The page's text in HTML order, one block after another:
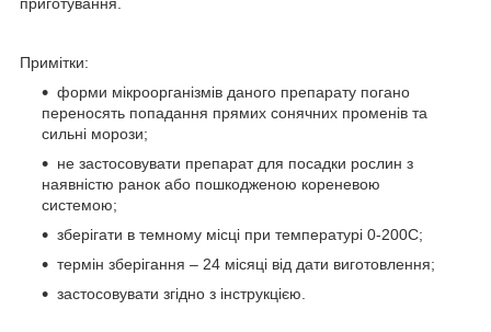
Примітки:
форми мікроорганізмів даного препарату погано
переносять попадання прямих сонячних променів та
сильні морози;
не застосовувати препарат для посадки рослин з
наявністю ранок або пошкодженою кореневою
системою;
зберігати в темному місці при температурі 0-200С;
термін зберігання – 24 місяці від дати виготовлення;
застосовувати згідно з інструкцією.